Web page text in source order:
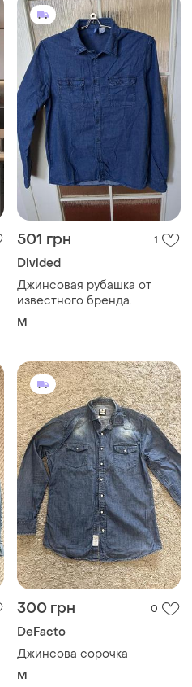
501 грн 1
Divided
Джинсовая рубашка от
известного бренда.
M
300 грн 0
DeFacto
Джинсова сорочка
M